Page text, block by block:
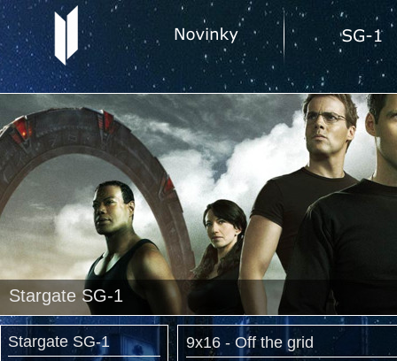
Stargate SG-1
Stargate SG-1 9x16 - Off the grid